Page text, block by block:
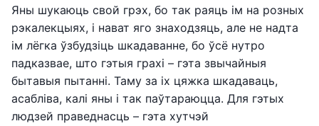
Яны шукаюць свой грэх, бо так раяць ім на розных
рэкалекцыях, і нават яго знаходзяць, але не надта
ім лёгка ўзбудзіць шкадаванне, бо ўсё нутро
падказвае, што гэтыя грахі – гэта звычайныя
бытавыя пытанні. Таму за іх цяжка шкадаваць,
асабліва, калі яны і так паўтараюцца. Для гэтых
людзей праведнасць – гэта хутчэй